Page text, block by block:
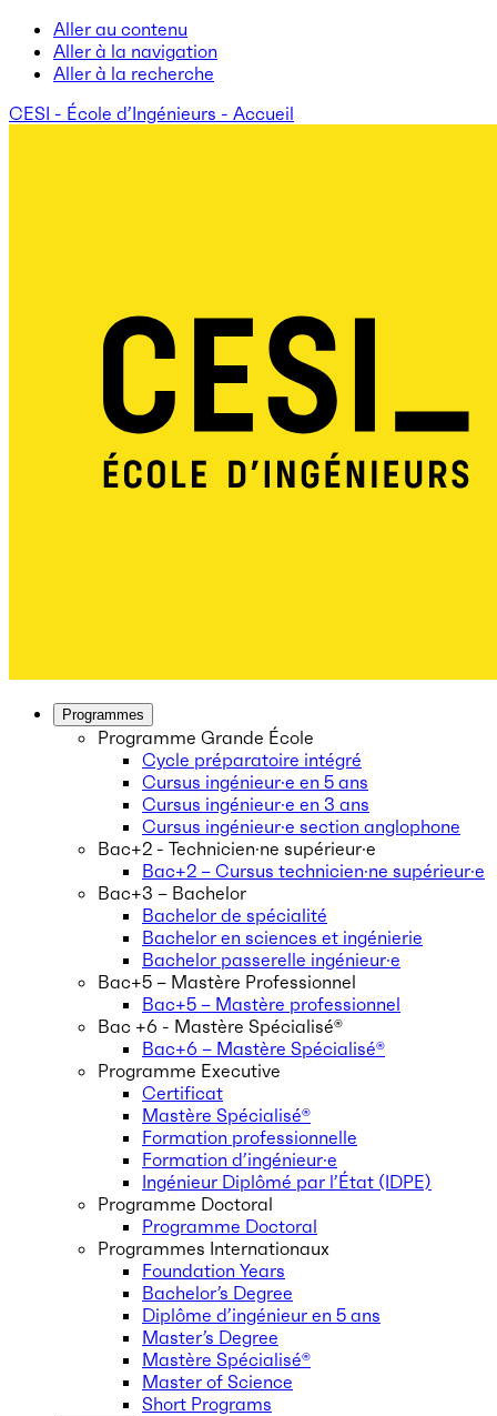
Aller au contenu
Aller à la navigation
Aller à la recherche
CESI - École d’Ingénieurs - Accueil
Programmes
Programme Grande École
Cycle préparatoire intégré
Cursus ingénieur·e en 5 ans
Cursus ingénieur·e en 3 ans
Cursus ingénieur·e section anglophone
Bac+2 - Technicien·ne supérieur·e
Bac+2 – Cursus technicien·ne supérieur·e
Bac+3 – Bachelor
Bachelor de spécialité
Bachelor en sciences et ingénierie
Bachelor passerelle ingénieur·e
Bac+5 – Mastère Professionnel
Bac+5 – Mastère professionnel
Bac +6 - Mastère Spécialisé®
Bac+6 – Mastère Spécialisé®
Programme Executive
Certificat
Mastère Spécialisé®
Formation professionnelle
Formation d’ingénieur·e
Ingénieur Diplômé par l’État (IDPE)
Programme Doctoral
Programme Doctoral
Programmes Internationaux
Foundation Years
Bachelor’s Degree
Diplôme d’ingénieur en 5 ans
Master’s Degree
Mastère Spécialisé®
Master of Science
Short Programs